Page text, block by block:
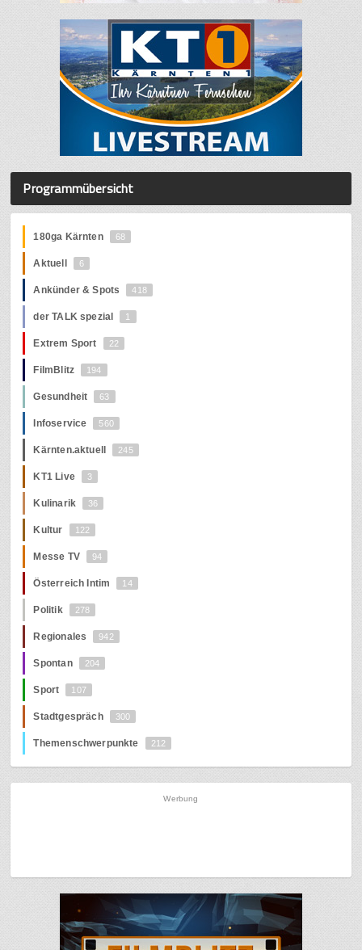
Programmübersicht
180ga Kärnten 68
Aktuell 6
Ankünder & Spots 418
der TALK spezial 1
Extrem Sport 22
FilmBlitz 194
Gesundheit 63
Infoservice 560
Kärnten.aktuell 245
KT1 Live 3
Kulinarik 36
Kultur 122
Messe TV 94
Österreich Intim 14
Politik 278
Regionales 942
Spontan 204
Sport 107
Stadtgespräch 300
Themenschwerpunkte 212
Werbung